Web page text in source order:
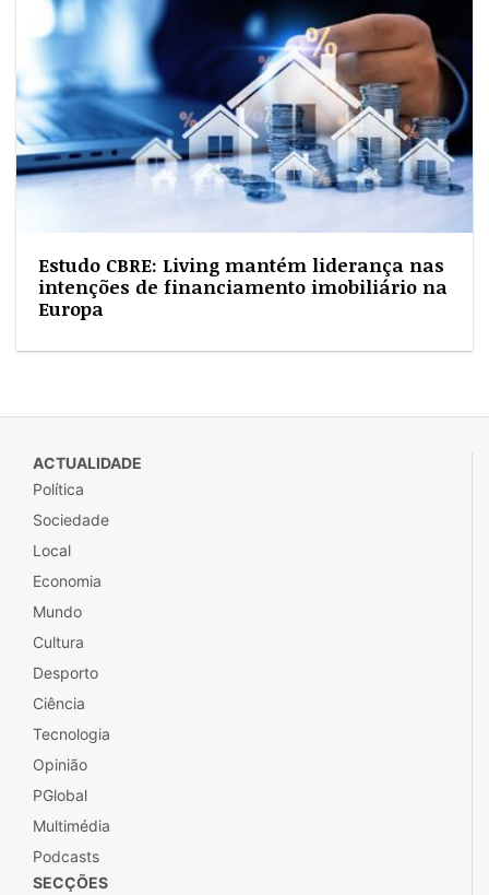
Estudo CBRE: Living mantém liderança nas
intenções de financiamento imobiliário na
Europa
ACTUALIDADE
Política
Sociedade
Local
Economia
Mundo
Cultura
Desporto
Ciência
Tecnologia
Opinião
PGlobal
Multimédia
Podcasts
SECÇÕES